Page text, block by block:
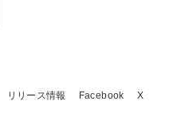
リリース情報 Facebook X